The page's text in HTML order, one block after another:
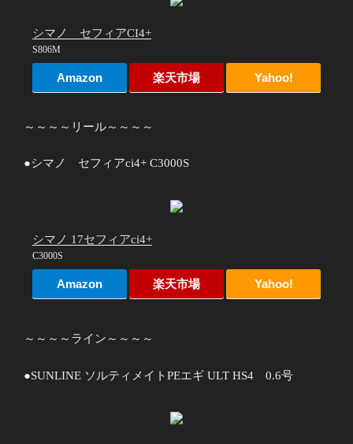
シマノ セフィアCI4+
S806M
Amazon 楽天市場 Yahoo!
～～～～リール～～～～
●シマノ セフィアci4+ C3000S
シマノ 17セフィアci4+
C3000S
Amazon 楽天市場 Yahoo!
～～～～ライン～～～～
●SUNLINE ソルティメイトPEエギ ULT HS4 0.6号